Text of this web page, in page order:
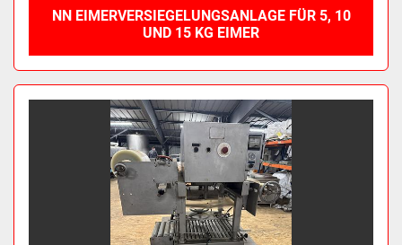
NN EIMERVERSIEGELUNGSANLAGE FÜR 5, 10
UND 15 KG EIMER